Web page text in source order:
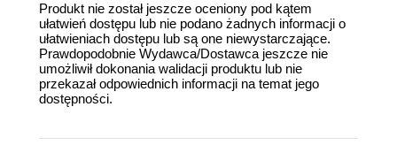
Produkt nie został jeszcze oceniony pod kątem
ułatwień dostępu lub nie podano żadnych informacji o
ułatwieniach dostępu lub są one niewystarczające.
Prawdopodobnie Wydawca/Dostawca jeszcze nie
umożliwił dokonania walidacji produktu lub nie
przekazał odpowiednich informacji na temat jego
dostępności.